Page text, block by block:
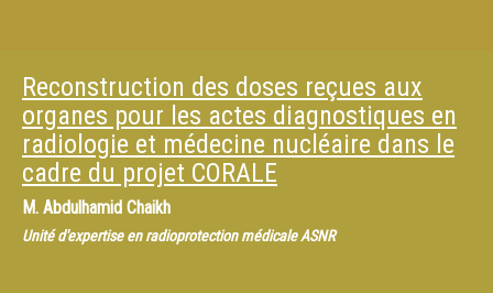
Reconstruction des doses reçues aux
organes pour les actes diagnostiques en
radiologie et médecine nucléaire dans le
cadre du projet CORALE
M. Abdulhamid Chaikh
Unité d'expertise en radioprotection médicale ASNR